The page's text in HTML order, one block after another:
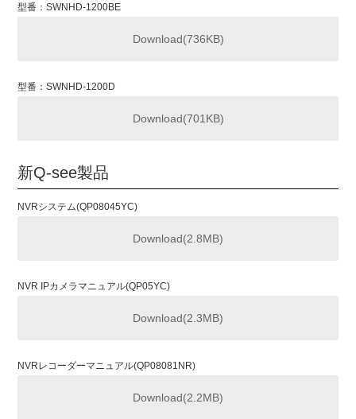
型番：SWNHD-1200BE
Download(736KB)
型番：SWNHD-1200D
Download(701KB)
新Q-see製品
NVRシステム(QP08045YC)
Download(2.8MB)
NVR IPカメラマニュアル(QP05YC)
Download(2.3MB)
NVRレコーダーマニュアル(QP08081NR)
Download(2.2MB)